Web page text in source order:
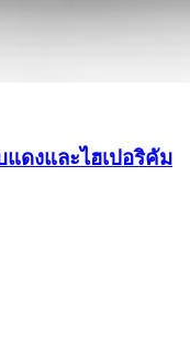
ดงและไฮเปอริคัม